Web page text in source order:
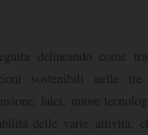
delineando come
sostenibili nelle tre
laici, nuove
delle varie attività,